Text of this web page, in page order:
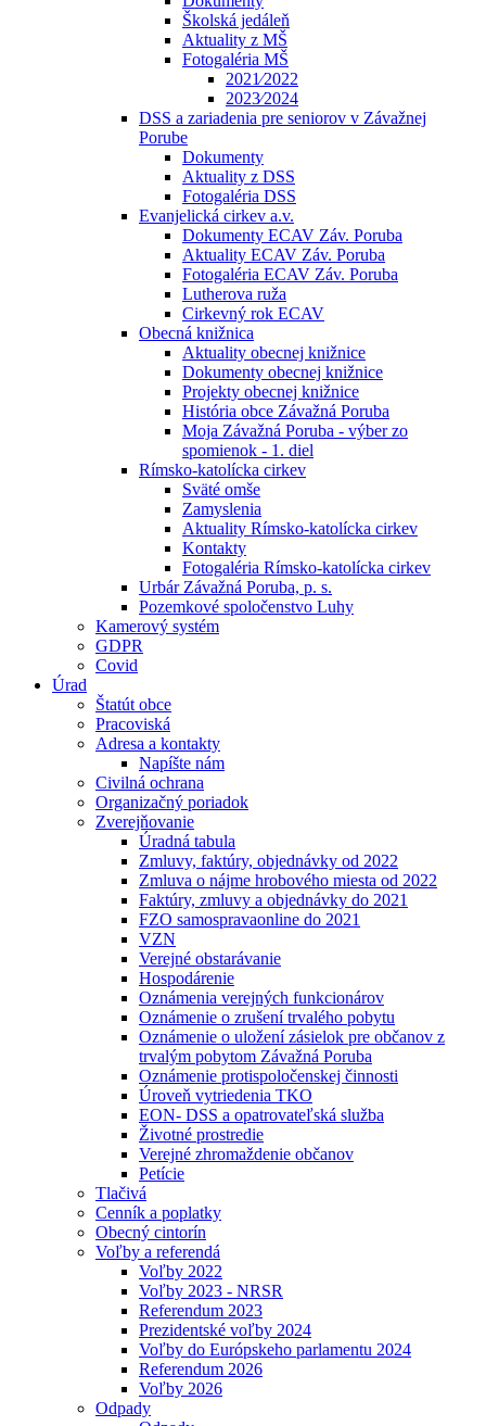
Školská jedáleň
Aktuality z MŠ
Fotogaléria MŠ
2021⁄2022
2023⁄2024
DSS a zariadenia pre seniorov v Závažnej
Porube
Dokumenty
Aktuality z DSS
Fotogaléria DSS
Evanjelická cirkev a.v.
Dokumenty ECAV Záv. Poruba
Aktuality ECAV Záv. Poruba
Fotogaléria ECAV Záv. Poruba
Lutherova ruža
Cirkevný rok ECAV
Obecná knižnica
Aktuality obecnej knižnice
Dokumenty obecnej knižnice
Projekty obecnej knižnice
História obce Závažná Poruba
Moja Závažná Poruba - výber zo
spomienok - 1. diel
Rímsko-katolícka cirkev
Sväté omše
Zamyslenia
Aktuality Rímsko-katolícka cirkev
Kontakty
Fotogaléria Rímsko-katolícka cirkev
Urbár Závažná Poruba, p. s.
Pozemkové spoločenstvo Luhy
Kamerový systém
GDPR
Covid
Úrad
Štatút obce
Pracoviská
Adresa a kontakty
Napíšte nám
Civilná ochrana
Organizačný poriadok
Zverejňovanie
Úradná tabula
Zmluvy, faktúry, objednávky od 2022
Zmluva o nájme hrobového miesta od 2022
Faktúry, zmluvy a objednávky do 2021
FZO samospravaonline do 2021
VZN
Verejné obstarávanie
Hospodárenie
Oznámenia verejných funkcionárov
Oznámenie o zrušení trvalého pobytu
Oznámenie o uložení zásielok pre občanov z
trvalým pobytom Závažná Poruba
Oznámenie protispoločenskej činnosti
Úroveň vytriedenia TKO
EON- DSS a opatrovateľská služba
Životné prostredie
Verejné zhromaždenie občanov
Petície
Tlačivá
Cenník a poplatky
Obecný cintorín
Voľby a referendá
Voľby 2022
Voľby 2023 - NRSR
Referendum 2023
Prezidentské voľby 2024
Voľby do Európskeho parlamentu 2024
Referendum 2026
Voľby 2026
Odpady